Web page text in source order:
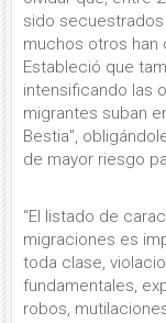
sido
muchos otros han
Estableció que
intensificando las
migrantes suban
Bestia”,
de mayor riesgo
“El listado de
migraciones es
toda clase,
fundamentales,
robos,